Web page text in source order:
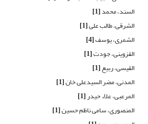
السند، محمد[1]
الشرقی، طالب علی[1]
الشمری، یوسف[4]
القزوینی، جودت[1]
القیسی، ربیع[1]
المدنی، مضر السیدعلی خان[1]
المرعبی، علاء حیدر[1]
المنصوری، سامی ناظم حسین[1]